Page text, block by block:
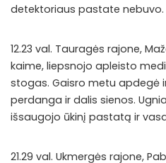
detektoriaus pastate nebuvo.
12.23 val. Tauragės rajone,
kaime, liepsnojo apleisto
stogas. Gaisro metu apdegė
perdanga ir dalis sienos.
išsaugojo ūkinį pastatą ir
21.29 val. Ukmergės rajone,